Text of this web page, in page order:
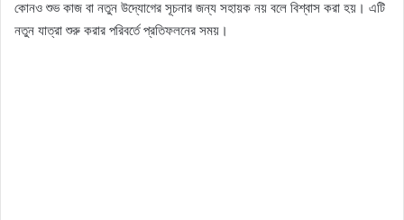
কোনও শুভ কাজ বা নতুন উদ্যোগের সূচনার জন্য সহায়ক নয় বলে বিশ্বাস করা হয়। এটি
নতুন যাত্রা শুরু করার পরিবর্তে প্রতিফলনের সময়।